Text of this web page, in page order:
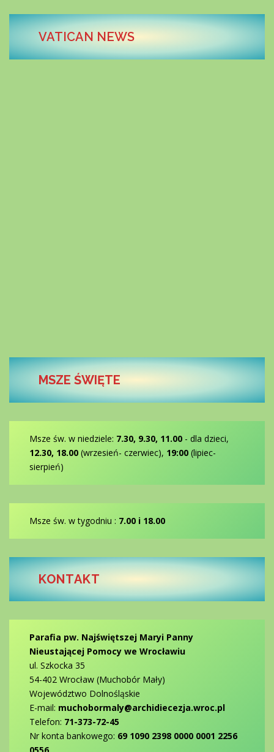
VATICAN NEWS
MSZE ŚWIĘTE
Msze św. w niedziele: 7.30, 9.30, 11.00 - dla dzieci,
12.30, 18.00 (wrzesień- czerwiec), 19:00(lipiec-
sierpień)
Msze św. w tygodniu : 7.00 i 18.00
KONTAKT
Parafia pw. Najświętszej Maryi Panny
Nieustającej Pomocy we Wrocławiu
ul. Szkocka 35
54-402 Wrocław (Muchobór Mały)
Województwo Dolnośląskie
E-mail: muchobormaly@archidiecezja.wroc.pl
Telefon: 71-373-72-45
Nr konta bankowego: 69 1090 2398 0000 0001 2256